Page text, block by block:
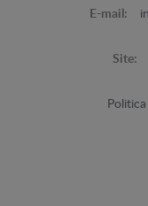
E-mail:
Site: